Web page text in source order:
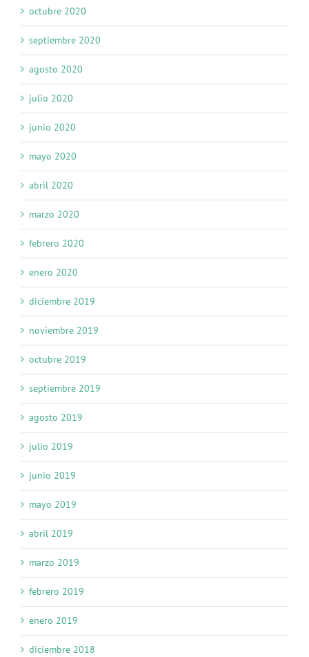
octubre 2020
septiembre 2020
agosto 2020
julio 2020
junio 2020
mayo 2020
abril 2020
marzo 2020
febrero 2020
enero 2020
diciembre 2019
noviembre 2019
octubre 2019
septiembre 2019
agosto 2019
julio 2019
junio 2019
mayo 2019
abril 2019
marzo 2019
febrero 2019
enero 2019
diciembre 2018